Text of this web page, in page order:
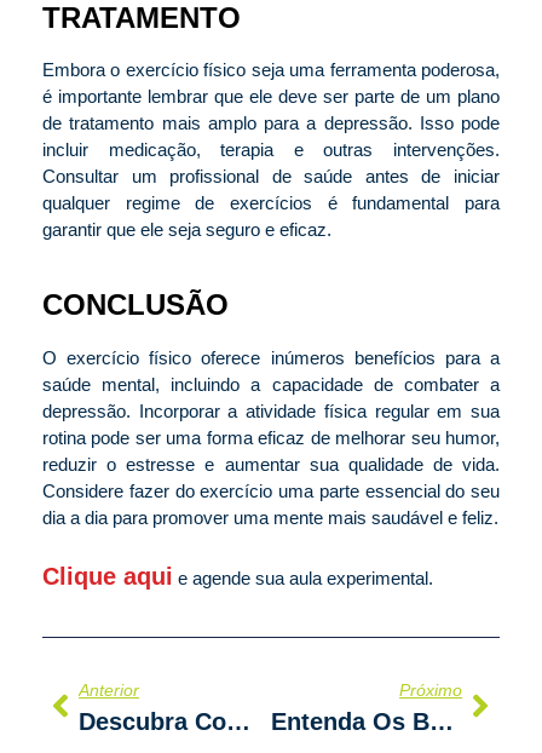
TRATAMENTO
Embora o exercício físico seja uma ferramenta poderosa,
é importante lembrar que ele deve ser parte de um plano
de tratamento mais amplo para a depressão. Isso pode
incluir medicação, terapia e outras intervenções.
Consultar um profissional de saúde antes de iniciar
qualquer regime de exercícios é fundamental para
garantir que ele seja seguro e eficaz.
CONCLUSÃO
O exercício físico oferece inúmeros benefícios para a
saúde mental, incluindo a capacidade de combater a
depressão. Incorporar a atividade física regular em sua
rotina pode ser uma forma eficaz de melhorar seu humor,
reduzir o estresse e aumentar sua qualidade de vida.
Considere fazer do exercício uma parte essencial do seu
dia a dia para promover uma mente mais saudável e feliz.
Clique aqui e agende sua aula experimental.
Prev
Anterior
Descubra Como O Cross Kids Pode Diminuir O Tempo De Tela Do Seu Filho
Próximo
Entenda Os Benefícios Do Champs Workout
Next